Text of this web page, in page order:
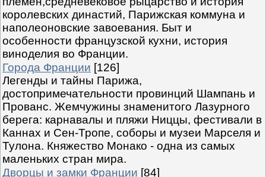
королевских династий, Парижская коммуна и
наполеоновские завоевания. Быт и
особенности французской кухни, история
виноделия во Франции.
Города Франции [126]
Легенды и тайны Парижа,
достопримечательности провинций Шампань и
Прованс. Жемчужины знаменитого Лазурного
берега: карнавалы и пляжи Ниццы, фестивали в
Каннах и Сен-Тропе, соборы и музеи Марселя и
Тулона. Княжество Монако - одна из самых
маленьких стран мира.
Дворцы и замки Франции [84]